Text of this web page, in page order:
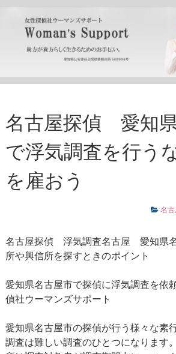
名古屋探偵 愛知
で浮気調査を行う
を雇おう
名
名古屋探偵 浮気調査名古屋 愛知県
所や興信所を探すときのポイント
愛知県名古屋市で探偵に浮気調査を依
偵社ウーマンズサポート
愛知県名古屋市の探偵が行う様々な素
調査は難しい調査のひとつになります